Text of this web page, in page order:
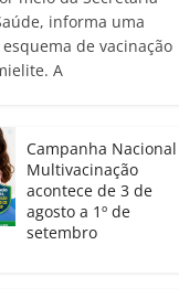
informa uma
de vacinação
A
Campanha
Multivacinação
acontece de 3 de
agosto a 1º de
setembro